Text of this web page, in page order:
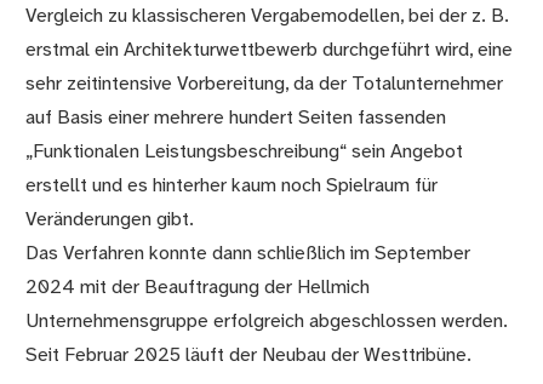
Vergleich zu klassischeren Vergabemodellen, bei der z. B.
erstmal ein Architekturwettbewerb durchgeführt wird, eine
sehr zeitintensive Vorbereitung, da der Totalunternehmer
auf Basis einer mehrere hundert Seiten fassenden
„Funktionalen Leistungsbeschreibung“ sein Angebot
erstellt und es hinterher kaum noch Spielraum für
Veränderungen gibt.
Das Verfahren konnte dann schließlich im September
2024 mit der Beauftragung der Hellmich
Unternehmensgruppe erfolgreich abgeschlossen werden.
Seit Februar 2025 läuft der Neubau der Westtribüne.